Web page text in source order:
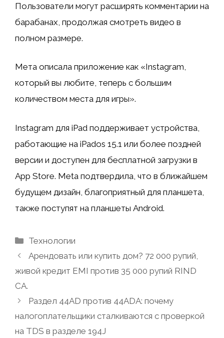
Пользователи могут расширять комментарии на
барабанах, продолжая смотреть видео в
полном размере.
Мета описала приложение как «Instagram,
который вы любите, теперь с большим
количеством места для игры».
Instagram для iPad поддерживает устройства,
работающие на iPados 15.1 или более поздней
версии и доступен для бесплатной загрузки в
App Store. Meta подтвердила, что в ближайшем
будущем дизайн, благоприятный для планшета,
также поступят на планшеты Android.
Рубрики
Технологии
Арендовать или купить дом? 72 000 рупий,
живой кредит EMI против 35 000 рупий RIND
CA.
Раздел 44AD против 44ADA: почему
налогоплательщики сталкиваются с проверкой
на TDS в разделе 194J